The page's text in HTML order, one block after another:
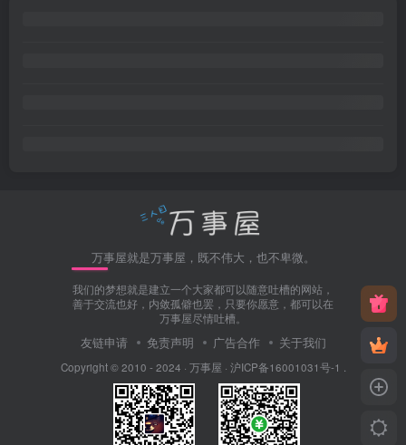
万事屋就是万事屋，既不伟大，也不卑微。
我们的梦想就是建立一个大家都可以随意吐槽的网站，
善于交流也好，内敛孤僻也罢，只要你愿意，都可以在
万事屋尽情吐槽。
友链申请 免责声明 广告合作 关于我们
Copyright © 2010 - 2024 · 万事屋 · 沪ICP备16001031号-1